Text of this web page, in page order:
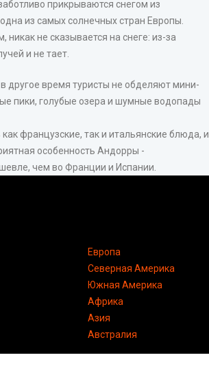
прикрываются снегом из
из самых солнечных стран Европы.
не сказывается на снеге: из-за
и не тает.
другое время туристы не обделяют мини-
пики, голубые озера и шумные водопады
французские, так и итальянские блюда, и
особенность Андорры -
чем во Франции и Испании.
Европа
Северная Америка
Южная Америка
Африка
Азия
Австралия